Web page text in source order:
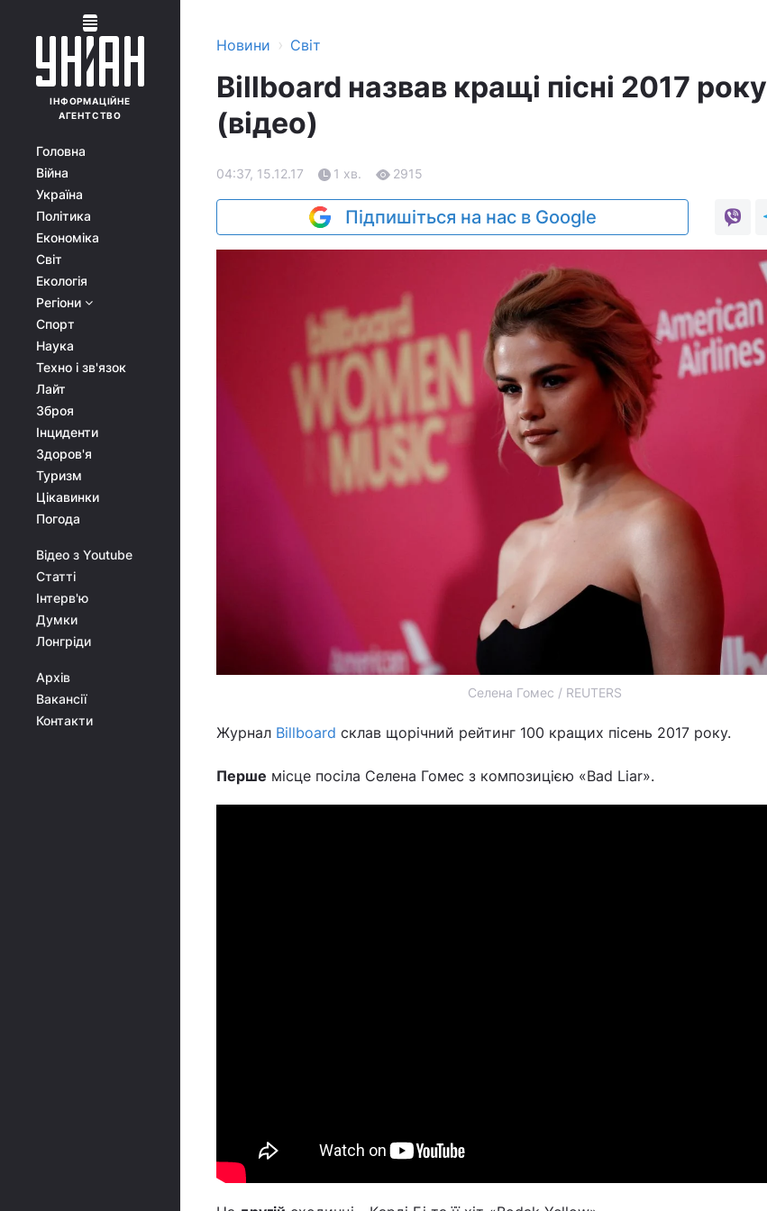
ІНФОРМАЦІЙНЕ
АГЕНТСТВО
Головна
Війна
Україна
Політика
Економіка
Світ
Екологія
Регіони
Спорт
Наука
Техно і зв'язок
Лайт
Зброя
Інциденти
Здоров'я
Туризм
Цікавинки
Погода
Відео з Youtube
Статті
Інтерв'ю
Думки
Лонгріди
Архів
Вакансії
Контакти
Новини › Світ
Billboard назвав кращі пісні 2017 року
(відео)
04:37, 15.12.17 1 хв. 2915
Підпишіться на нас в Google
Селена Гомес / REUTERS
Журнал Billboard склав щорічний рейтинг 100 кращих пісень 2017 року.
Перше місце посіла Селена Гомес з композицією «Bad Liar».